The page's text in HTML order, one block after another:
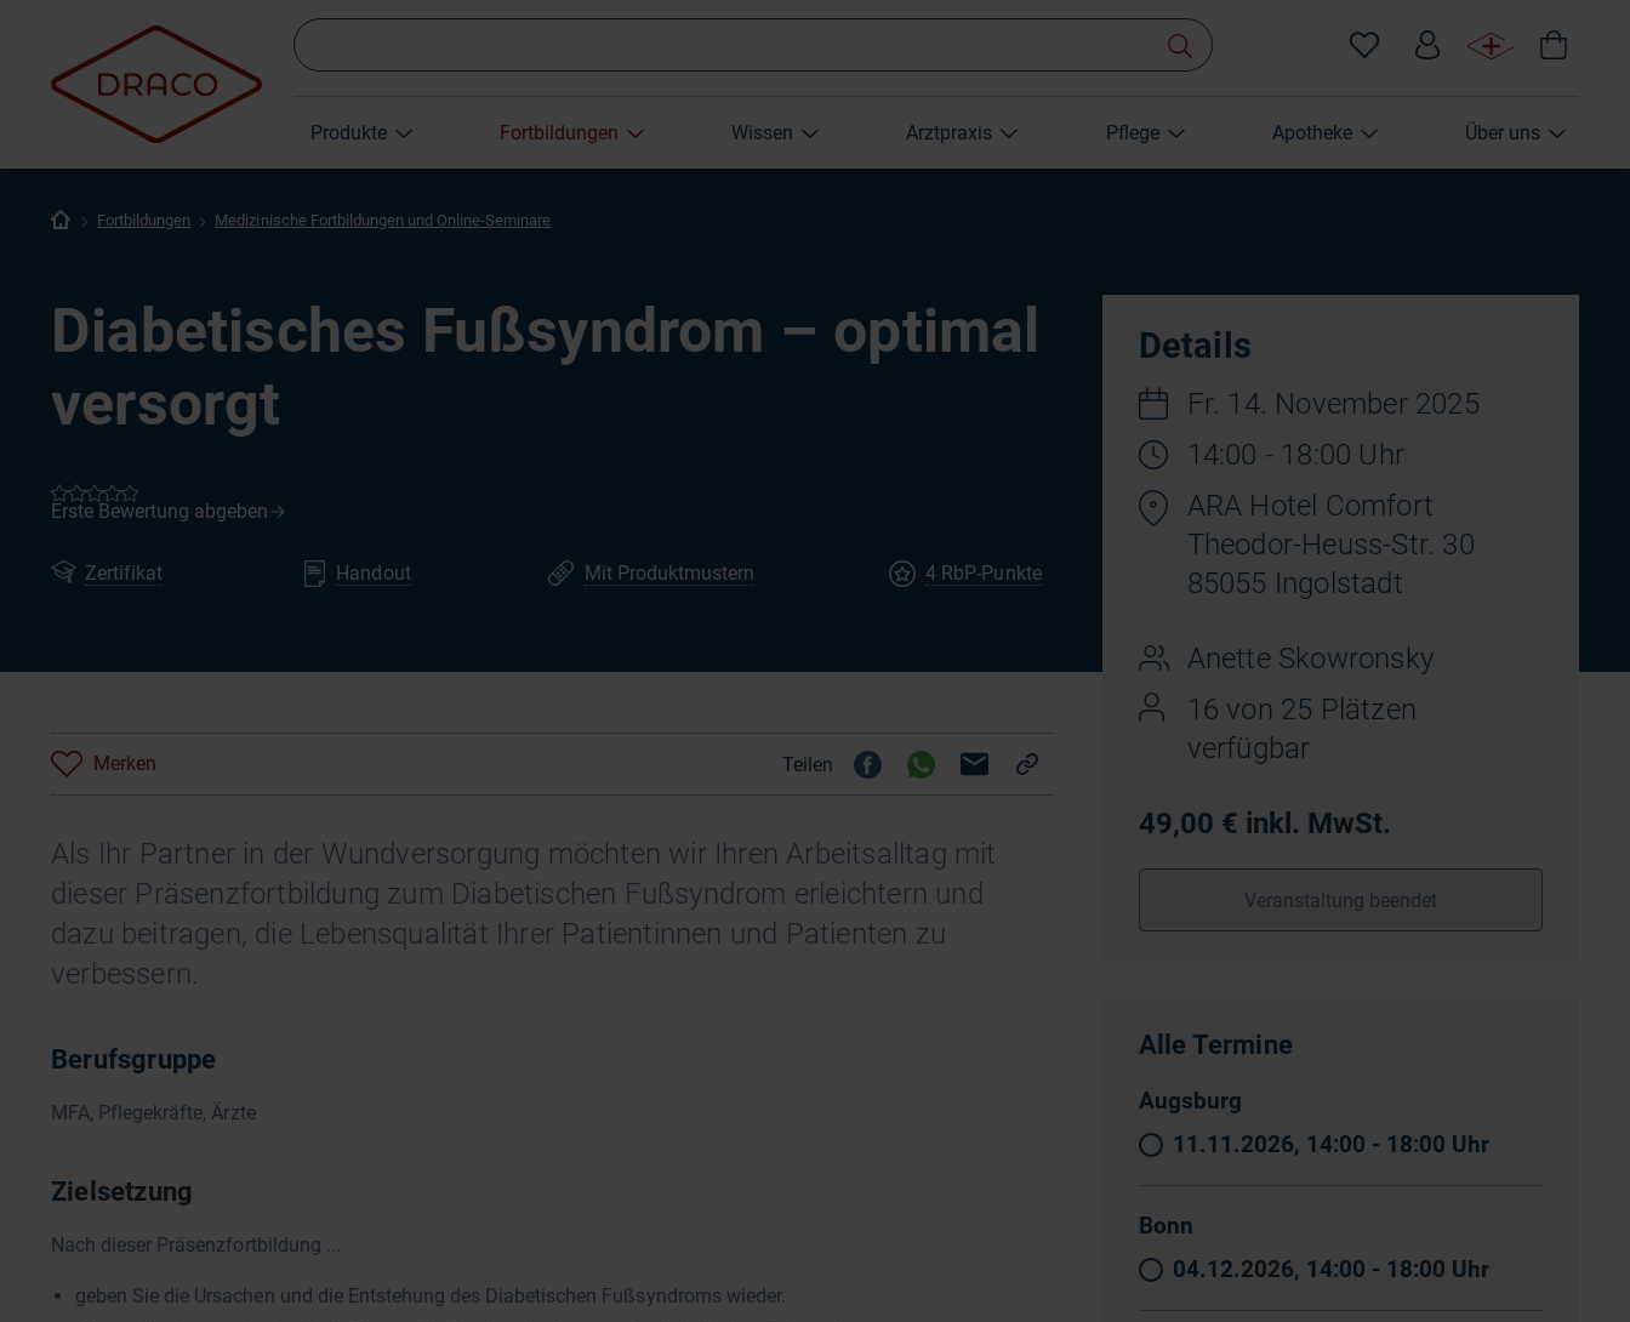
Produkte Fortbildungen Wissen Arztpraxis Pflege Apotheke Über uns
Fortbildungen Medizinische Fortbildungen und Online-Seminare
Diabetisches Fußsyndrom – optimal
versorgt
Zertifikat Handout Mit Produktmustern 4 RbP-Punkte
Merken Teilen
Als Ihr Partner in der Wundversorgung möchten wir Ihren Arbeitsalltag mit
dieser Präsenzfortbildung zum Diabetischen Fußsyndrom erleichtern und
dazu beitragen, die Lebensqualität Ihrer Patientinnen und Patienten zu
verbessern.
Berufsgruppe
MFA, Pflegekräfte, Ärzte
Zielsetzung
Nach dieser Präsenzfortbildung ...
geben Sie die Ursachen und die Entstehung des Diabetischen Fußsyndroms wieder.
Details
Fr. 14. November 2025
14:00 - 18:00 Uhr
ARA Hotel Comfort
Theodor-Heuss-Str. 30
85055 Ingolstadt
Anette Skowronsky
16 von 25 Plätzen
verfügbar
49,00 € inkl. MwSt.
Veranstaltung beendet
Alle Termine
Augsburg
11.11.2026, 14:00 - 18:00 Uhr
Bonn
04.12.2026, 14:00 - 18:00 Uhr
Wonach